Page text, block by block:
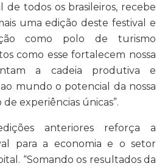
de todos os brasileiros, recebe
uma edição deste festival e
como polo de turismo
como esse fortalecem nossa
a cadeia produtiva e
mundo o potencial da nossa
experiências únicas”.
anteriores reforça a
para a economia e o setor
“Somando os resultados da